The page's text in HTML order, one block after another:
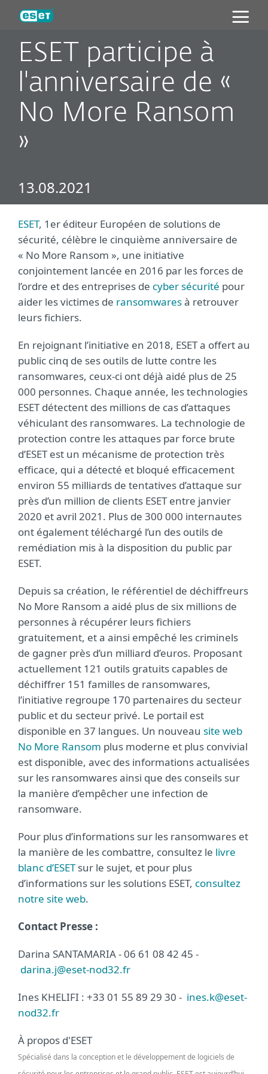
ESET participe à
l'anniversaire de «
No More Ransom
»
13.08.2021
ESET, 1er éditeur Européen de solutions de
sécurité, célèbre le cinquième anniversaire de
« No More Ransom », une initiative
conjointement lancée en 2016 par les forces de
l’ordre et des entreprises de cyber sécurité pour
aider les victimes de ransomwaresà retrouver
leurs fichiers.
En rejoignant l’initiative en 2018, ESET a offert au
public cinq de ses outils de lutte contre les
ransomwares, ceux-ci ont déjà aidé plus de 25
000 personnes. Chaque année, les technologies
ESET détectent des millions de cas d’attaques
véhiculant des ransomwares. La technologie de
protection contre les attaques par force brute
d’ESET est un mécanisme de protection très
efficace, qui a détecté et bloqué efficacement
environ 55 milliards de tentatives d’attaque sur
près d’un million de clients ESET entre janvier
2020 et avril 2021. Plus de 300 000 internautes
ont également téléchargé l’un des outils de
remédiation mis à la disposition du public par
ESET.
Depuis sa création, le référentiel de déchiffreurs
No More Ransom a aidé plus de six millions de
personnes à récupérer leurs fichiers
gratuitement, et a ainsi empêché les criminels
de gagner près d’un milliard d’euros. Proposant
actuellement 121 outils gratuits capables de
déchiffrer 151 familles de ransomwares,
l’initiative regroupe 170 partenaires du secteur
public et du secteur privé. Le portail est
disponible en 37 langues. Un nouveau site web
No More Ransom plus moderne et plus convivial
est disponible, avec des informations actualisées
sur les ransomwares ainsi que des conseils sur
la manière d’empêcher une infection de
ransomware.
Pour plus d’informations sur les ransomwares et
la manière de les combattre, consultez le livre
blanc d’ESETsur le sujet, et pour plus
d’informations sur les solutions ESET, consultez
notre site web.
Contact Presse :
Darina SANTAMARIA - 06 61 08 42 45 -
darina.j@eset-nod32.fr
Ines KHELIFI : +33 01 55 89 29 30 - ines.k@eset-
nod32.fr
À propos d'ESET
Spécialisé dans la conception et le développement de logiciels de
ESET